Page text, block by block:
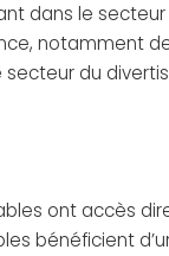
dans le
notamment
secteur du
ont accès
bénéficient